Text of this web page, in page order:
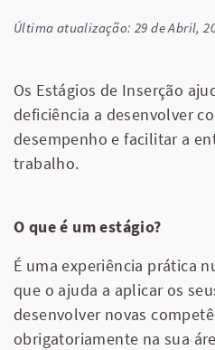
Última atualização: 29 de Abril,
Os Estágios de Inserção
deficiência a desenvolver
desempenho e facilitar a
trabalho.
O que é um estágio?
É uma experiência prática
que o ajuda a aplicar os
desenvolver novas
obrigatoriamente na sua